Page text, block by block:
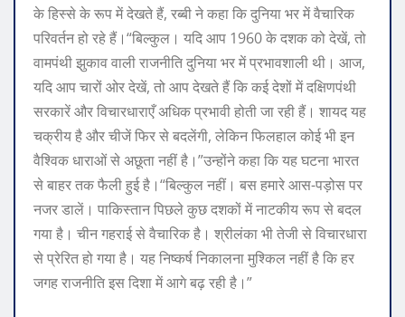
के हिस्से के रूप में देखते हैं, रब्बी ने कहा कि दुनिया भर में वैचारिक
परिवर्तन हो रहे हैं।“बिल्कुल। यदि आप 1960 के दशक को देखें, तो
वामपंथी झुकाव वाली राजनीति दुनिया भर में प्रभावशाली थी। आज,
यदि आप चारों ओर देखें, तो आप देखते हैं कि कई देशों में दक्षिणपंथी
सरकारें और विचारधाराएँ अधिक प्रभावी होती जा रही हैं। शायद यह
चक्रीय है और चीजें फिर से बदलेंगी, लेकिन फिलहाल कोई भी इन
वैश्विक धाराओं से अछूता नहीं है।”उन्होंने कहा कि यह घटना भारत
से बाहर तक फैली हुई है।“बिल्कुल नहीं। बस हमारे आस-पड़ोस पर
नजर डालें। पाकिस्तान पिछले कुछ दशकों में नाटकीय रूप से बदल
गया है। चीन गहराई से वैचारिक है। श्रीलंका भी तेजी से विचारधारा
से प्रेरित हो गया है। यह निष्कर्ष निकालना मुश्किल नहीं है कि हर
जगह राजनीति इस दिशा में आगे बढ़ रही है।”